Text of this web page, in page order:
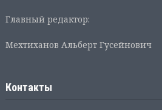
Главный редактор:
Мехтиханов Альберт Гусейнович
Контакты